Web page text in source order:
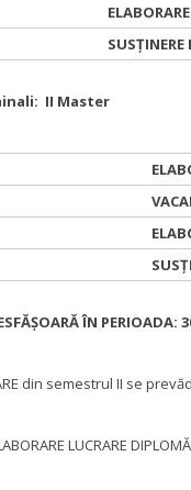
II Master
ÎN PERIOADA:
din semestrul II se
LUCRARE